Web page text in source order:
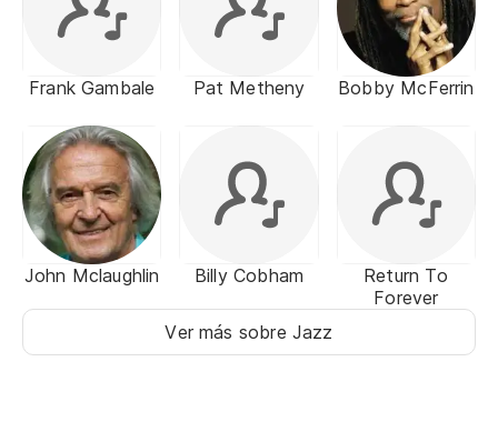
Frank Gambale Pat Metheny Bobby McFerrin
John Mclaughlin Billy Cobham
Return To
Forever
Ver más sobre Jazz